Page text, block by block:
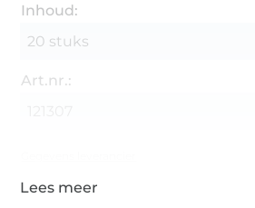
Inhoud:
20 stuks
Art.nr.: